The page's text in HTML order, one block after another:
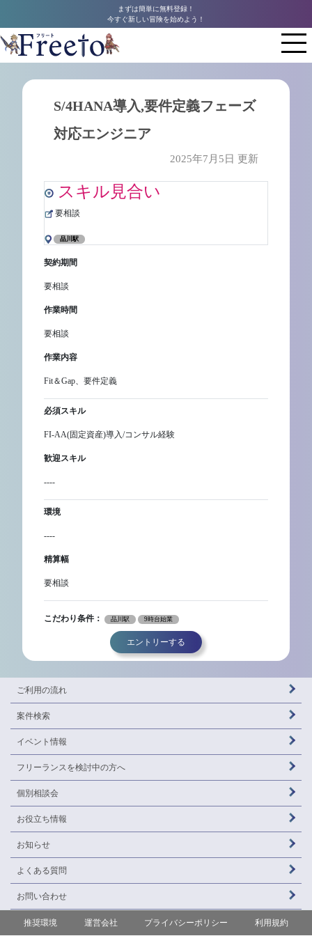
まずは簡単に無料登録！
今すぐ新しい冒険を始めよう！
S/4HANA導入,要件定義フェーズ
対応エンジニア
2025年7月5日 更新
スキル見合い
要相談
品川駅
契約期間
要相談
作業時間
要相談
作業内容
Fit＆Gap、要件定義
必須スキル
FI-AA(固定資産)導入/コンサル経験
歓迎スキル
----
環境
----
精算幅
要相談
こだわり条件： 品川駅 9時台始業
エントリーする
ご利用の流れ
案件検索
イベント情報
フリーランスを検討中の方へ
個別相談会
お役立ち情報
お知らせ
よくある質問
お問い合わせ
推奨環境 運営会社 プライバシーポリシー 利用規約